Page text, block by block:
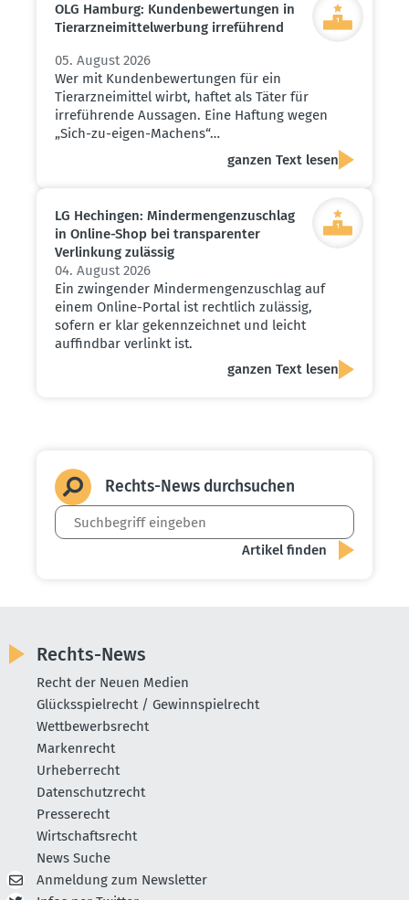
OLG Hamburg: Kunden­be­wer­tungen in
Tierarz­nei­mit­tel­werbung irreführend
05. August 2026
Wer mit Kundenbewertungen für ein
Tierarzneimittel wirbt, haftet als Täter für
irreführende Aussagen. Eine Haftung wegen
„Sich-zu-eigen-Machens“…
ganzen Text lesen
LG Hechingen: Minder­men­gen­zu­schlag
in Online-Shop bei trans­pa­renter
Verlinkung zulässig
04. August 2026
Ein zwingender Mindermengenzuschlag auf
einem Online-Portal ist rechtlich zulässig,
sofern er klar gekennzeichnet und leicht
auffindbar verlinkt ist.
ganzen Text lesen
Rechts-News durch­suchen
Rechts-News
Recht der Neuen Medien
Glücksspielrecht / Gewinnspielrecht
Wettbewerbsrecht
Markenrecht
Urheberrecht
Datenschutzrecht
Presserecht
Wirtschaftsrecht
News Suche
Anmeldung zum Newsletter